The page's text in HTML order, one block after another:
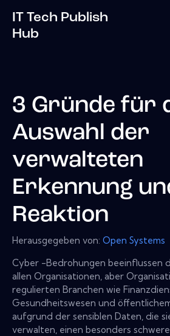
IT Tech Publish
Hub
3 Gründe für
Auswahl der
verwalteten
Erkennung
Reaktion
Herausgegeben von: Open Systems
Cyber ​​-Bedrohungen beeinflussen
allen Organisationen, aber
regulierten Branchen wie
Gesundheitswesen und
aufgrund der sensiblen Daten, die
verwalten, einen besonders